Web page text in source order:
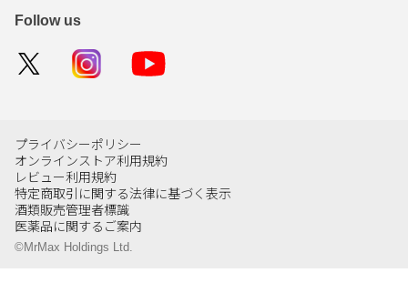
Follow us
プライバシーポリシー
オンラインストア利用規約
レビュー利用規約
特定商取引に関する法律に基づく表示
酒類販売管理者標識
医薬品に関するご案内
©MrMax Holdings Ltd.